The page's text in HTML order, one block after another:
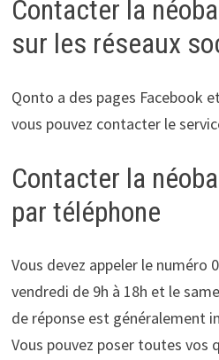
Contacter la
sur les réseaux
Qonto a des pages Facebook
vous pouvez contacter le
Contacter la
par téléphone
Vous devez appeler le numéro
vendredi de 9h à 18h et le
de réponse est généralement
Vous pouvez poser toutes vos